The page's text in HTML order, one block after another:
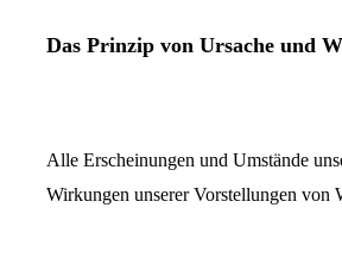
Das Prinzip von Ursache und
Alle Erscheinungen und Umstände
Wirkungen unserer Vorstellungen von